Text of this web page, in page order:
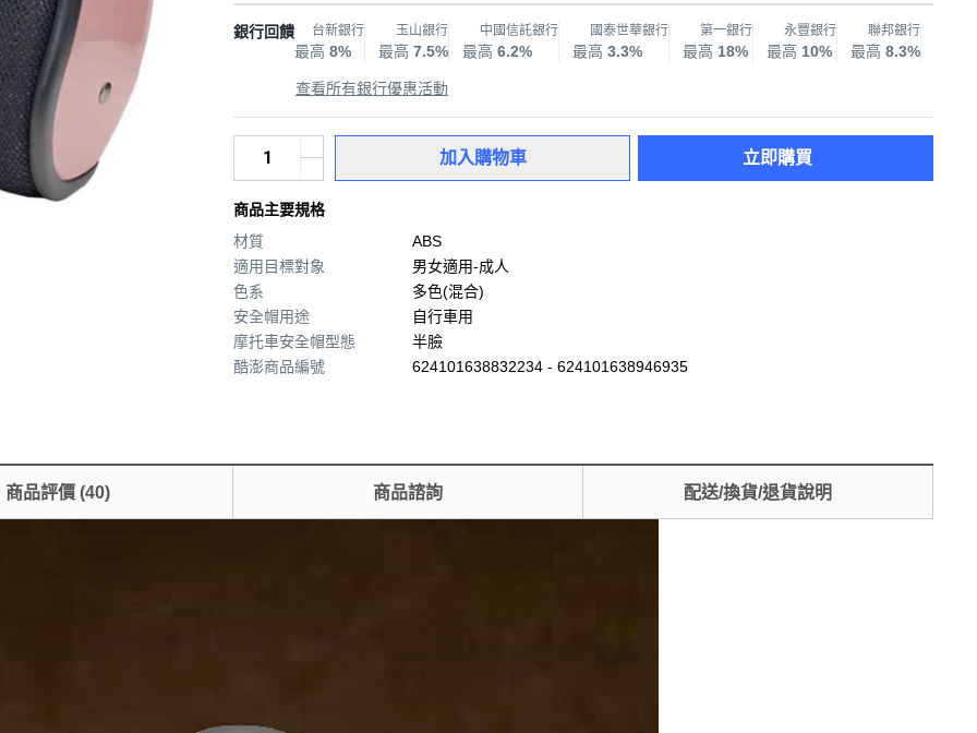
銀行回饋 台新銀行
最高 8%
玉山銀行
最高 7.5%
中國信託銀行
最高 6.2%
國泰世華銀行
最高 3.3%
第一銀行
最高 18%
永豐銀行
最高 10%
聯邦銀行
最高 8.3%
查看所有銀行優惠活動
加入購物車 立即購買
商品主要規格
材質
ABS
適用目標對象
男女適用-成人
色系
多色(混合)
安全帽用途
自行車用
摩托車安全帽型態
半臉
酷澎商品編號
624101638832234 - 624101638946935
商品評價 (40) 商品諮詢 配送/換貨/退貨說明